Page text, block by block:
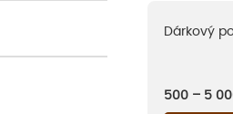
Dárkový
500 – 5